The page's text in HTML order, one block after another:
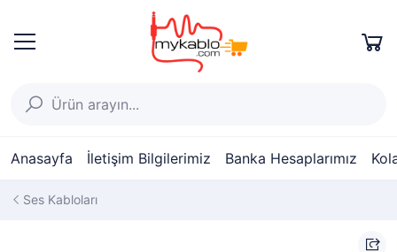
Anasayfa İletişim Bilgilerimiz Banka Hesaplarımız
Ses Kabloları